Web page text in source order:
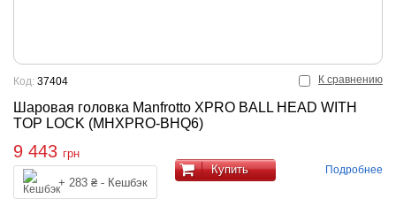
К сравнению
Шаровая головка Manfrotto XPRO BALL HEAD WITH
TOP LOCK (MHXPRO-BHQ6)
Код: 37404
9 443 грн
+ 283 ₴ - Кешбэк
Купить Подробнее